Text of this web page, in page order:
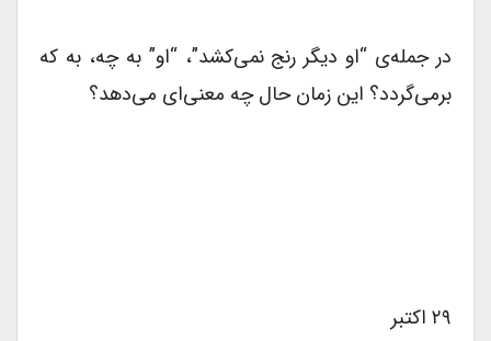
در جمله‌ی “او دیگر رنج نمی‌کشد”، “او” به چه، به که
برمی‌گردد؟ این زمان حال چه معنی‌ای می‌دهد؟
۲۹ اکتبر